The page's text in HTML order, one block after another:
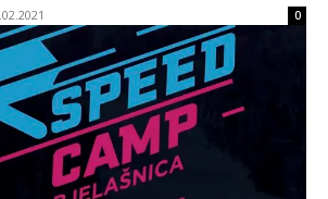
0